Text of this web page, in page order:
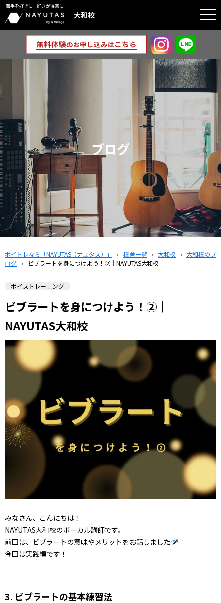
苦手を好きに 好きが得意に
大和校
ブログ
ボイトレなら「NAYUTAS（ナユタス）」 › 校舎一覧 › 大和校 ›
大和校のブ
ログ › ビブラートを身につけよう！②｜NAYUTAS大和校
ボイストレーニング
ビブラートを身につけよう！②｜
NAYUTAS大和校
みなさん、こんにちは！
NAYUTAS大和校のボーカル講師です。
前回は、ビブラートの意味やメリットをお話しました
今回は実践編です！
3. ビブラートの基本練習法